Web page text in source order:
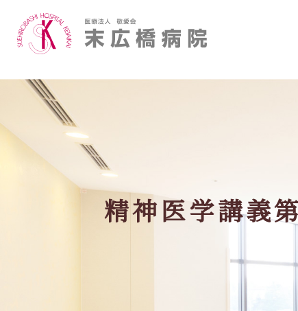
フロア案内
当院の医療について詳しく知りたい
作業療法
精神医学講義